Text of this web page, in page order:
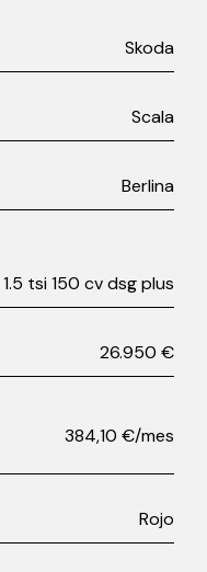
Skoda
Scala
Berlina
1.5 tsi 150 cv dsg plus
26.950 €
384,10 €/mes
Rojo